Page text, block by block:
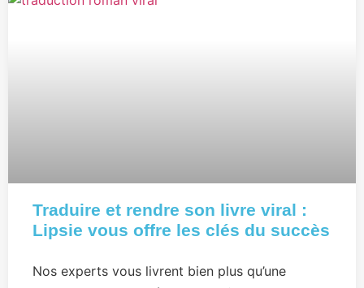
Traduire et rendre son livre viral :
Lipsie vous offre les clés du succès
Nos experts vous livrent bien plus qu’une